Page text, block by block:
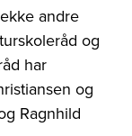
andre
og
har
og
Ragnhild